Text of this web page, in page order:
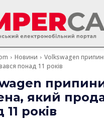
Новини
Volkswagen
понад 11 років
який
років